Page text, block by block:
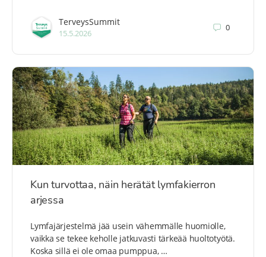
TerveysSummit
15.5.2026
0
Kun turvottaa, näin herätät lymfakierron
arjessa
Lymfajärjestelmä jää usein vähemmälle huomiolle,
vaikka se tekee keholle jatkuvasti tärkeää huoltotyötä.
Koska sillä ei ole omaa pumppua, …